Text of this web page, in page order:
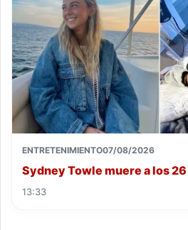
ENTRETENIMIENTO07/08/2026
Sydney Towle muere a los
13:33